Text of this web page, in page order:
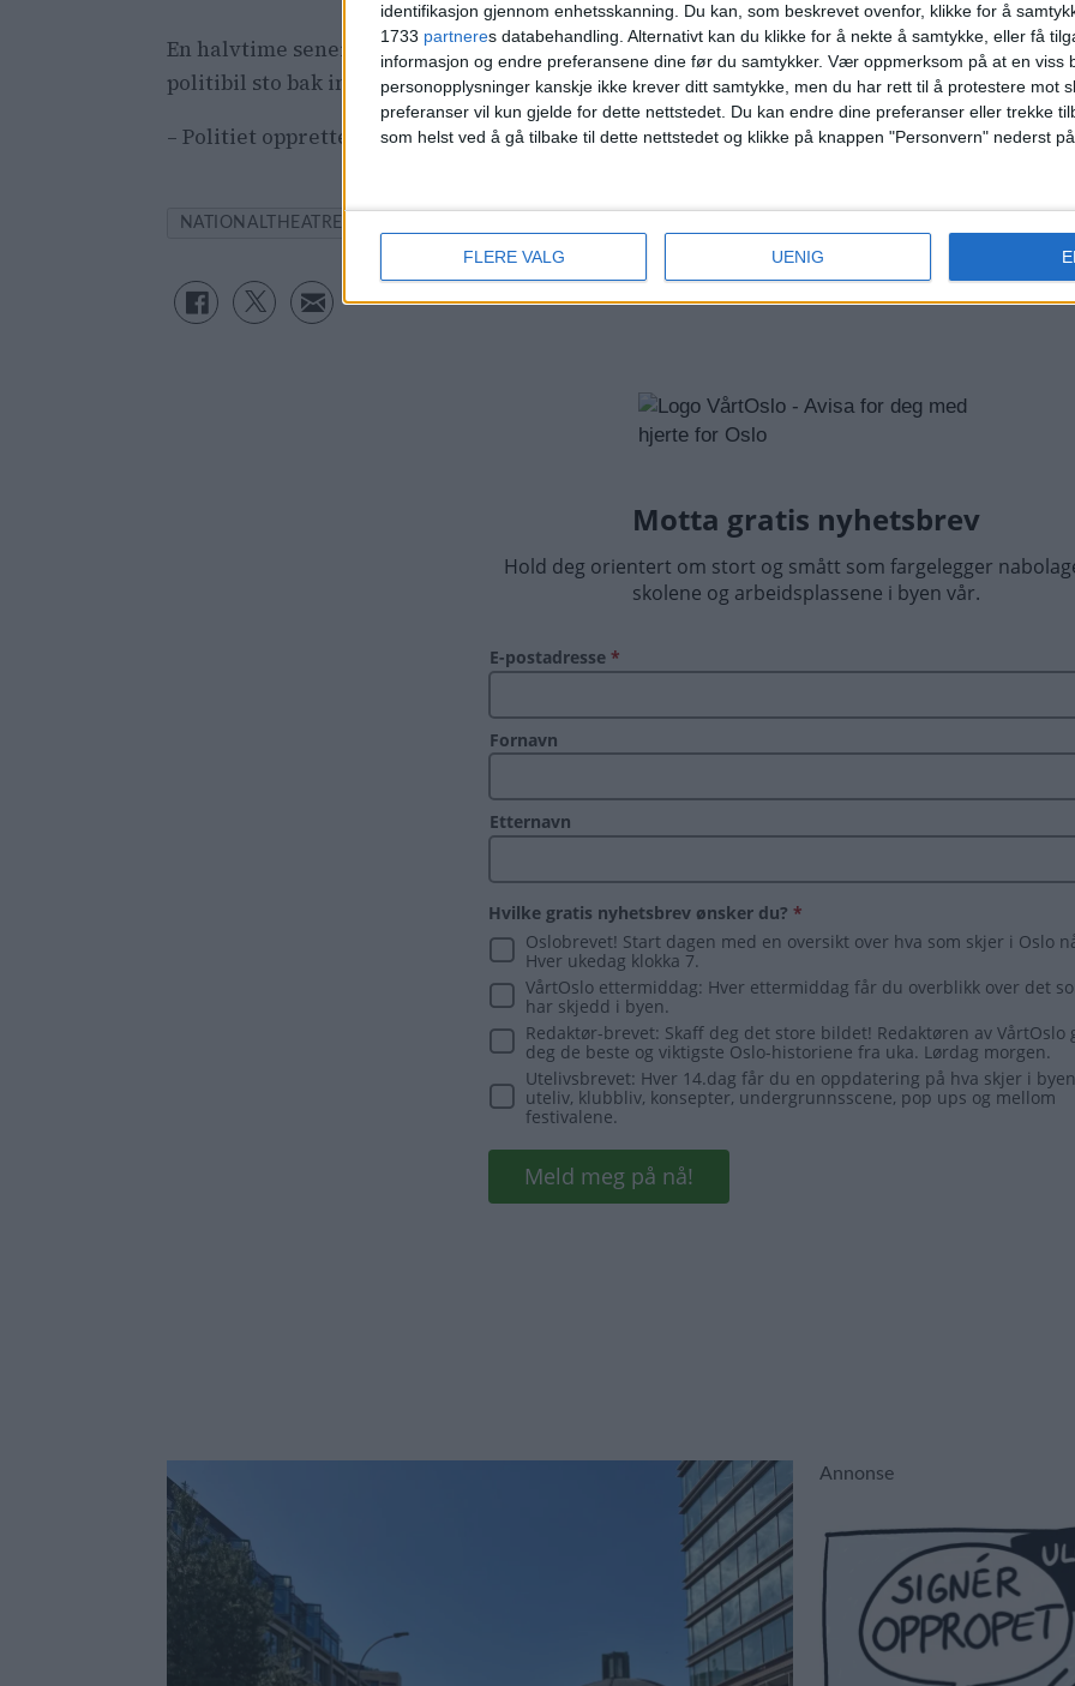
identifikasjon gjennom enhetsskanning. Du kan, som beskrevet ovenfor, klikke for å
1733 partneres databehandling. Alternativt kan du klikke for å nekte å samtykke, eller få
informasjon og endre preferansene dine før du samtykker. Vær oppmerksom på at en viss
personopplysninger kanskje ikke krever ditt samtykke, men du har rett til å protestere mot
preferanser vil kun gjelde for dette nettstedet. Du kan endre dine preferanser eller trekke
som helst ved å gå tilbake til dette nettstedet og klikke på knappen "Personvern" nederst på
FLERE VALG UENIG
En halvtime senere kom bergingsbil til stedet for å fjerne den aktuelle bilen som da sto
politibil sto bak inntil bergingen var unnagjort omkring klokken 10.00 da veien var
– Politiet oppretter sak, oppsummerte operasjonslederen da.
NATIONALTHEATRET
Annonse